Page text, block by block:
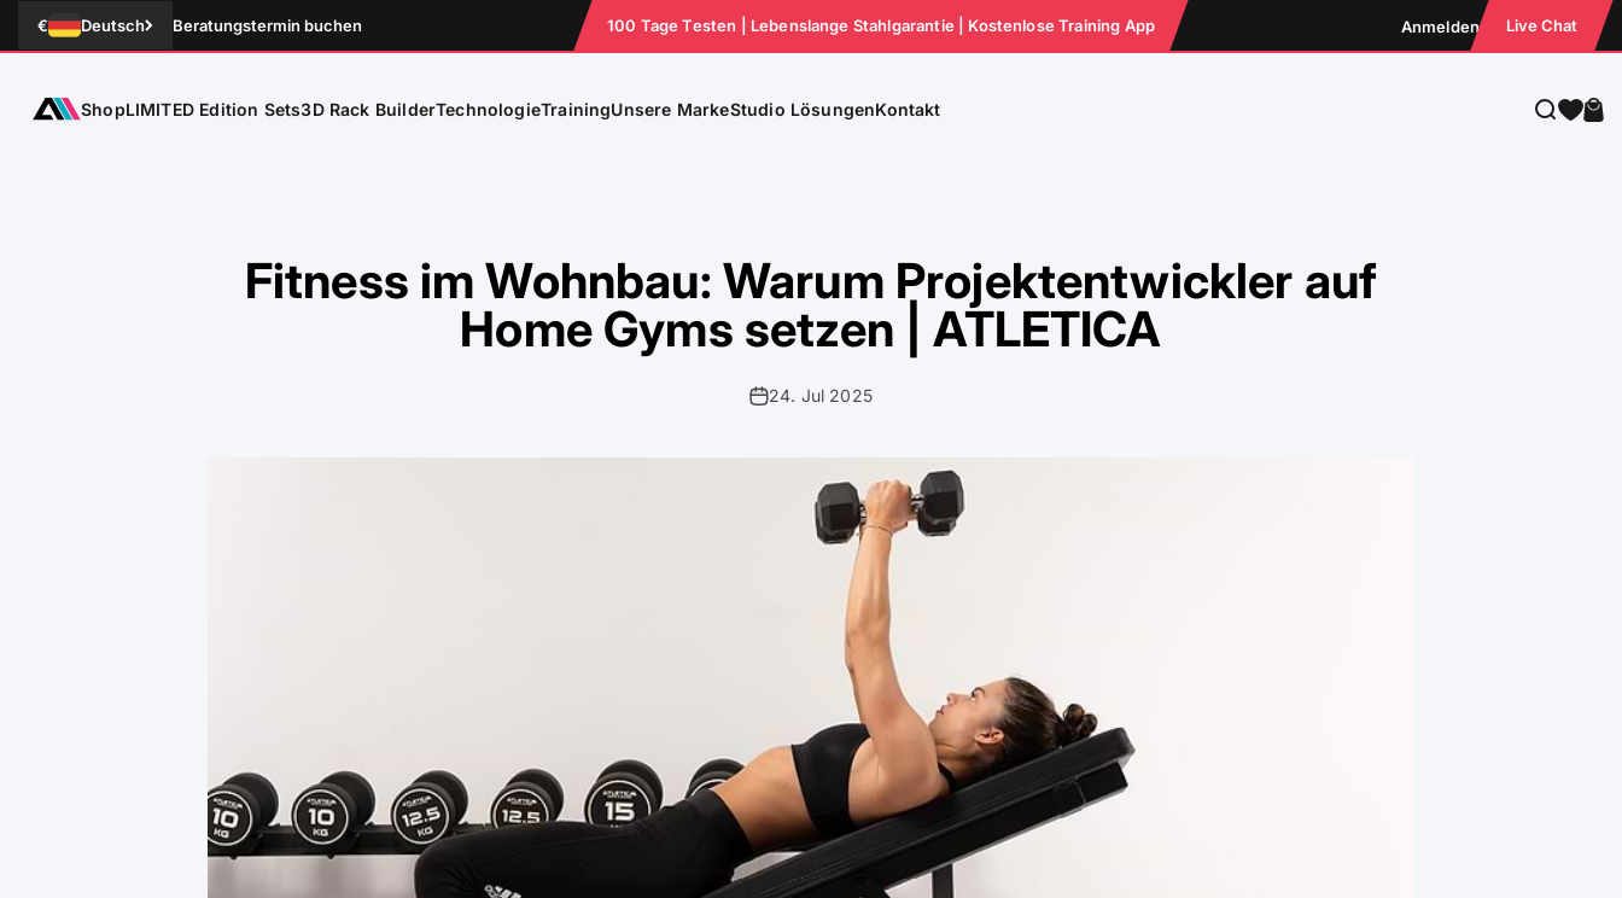
Zum Inhalt springen
€ Deutsch Beratungstermin buchen 100 Tage Testen | Lebenslange Stahlgarantie | Kostenlose Training App Anmelden Live Chat
ATLETICA
ShopLIMITED Edition Sets3D Rack BuilderTechnologieTrainingUnsere MarkeStudio LösungenKontakt Suche
Fitness im Wohnbau: Warum Projektentwickler auf
Home Gyms setzen | ATLETICA
24. Jul 2025